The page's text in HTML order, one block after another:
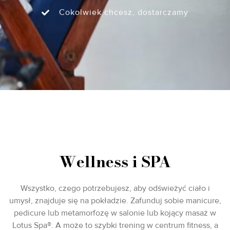
Cokolwiek chcesz, dostarczamy
Wellness i SPA
Wszystko, czego potrzebujesz, aby odświeżyć ciało i
umysł, znajduje się na pokładzie. Zafunduj sobie manicure,
pedicure lub metamorfozę w salonie lub kojący masaż w
Lotus Spa®. A może to szybki trening w centrum fitness, a